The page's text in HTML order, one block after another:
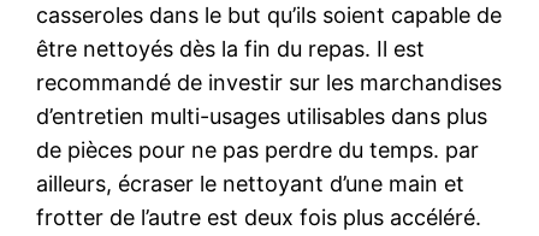
casseroles dans le but qu’ils soient capable de
être nettoyés dès la fin du repas. Il est
recommandé de investir sur les marchandises
d’entretien multi-usages utilisables dans plus
de pièces pour ne pas perdre du temps. par
ailleurs, écraser le nettoyant d’une main et
frotter de l’autre est deux fois plus accéléré.